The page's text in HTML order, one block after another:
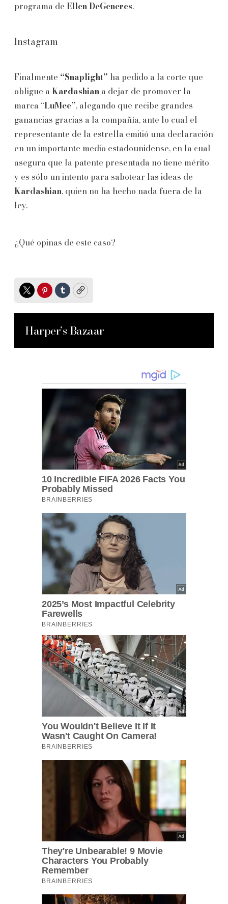
programa de Ellen DeGeneres.
Instagram
Finalmente “Snaplight” ha pedido a la corte que
obligue a Kardashian a dejar de promover la
marca “LuMee”, alegando que recibe grandes
ganancias gracias a la compañía, ante lo cual el
representante de la estrella emitió una declaración
en un importante medio estadounidense, en la cual
asegura que la patente presentada no tiene mérito
y es sólo un intento para sabotear las ideas de
Kardashian, quien no ha hecho nada fuera de la
ley.
¿Qué opinas de este caso?
TwitterPinterest
TumblrCopy
Harper’s Bazaar